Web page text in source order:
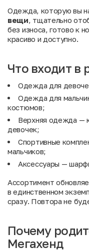
Одежда, которую вы
вещи, тщательно
без износа, готово к
красиво и доступно.
Что входит в
Одежда для
Одежда для
костюмов;
Верхняя одежда —
девочек;
Спортивные
мальчиков;
Аксессуары —
Ассортимент
в единственном
сразу. Повтора не
Почему
Мегахенд